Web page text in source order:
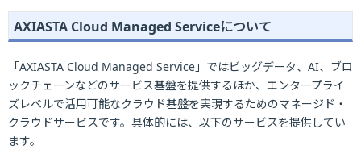
AXIASTA Cloud Managed Serviceについて
「AXIASTA Cloud Managed Service」ではビッグデータ、AI、ブロ
ックチェーンなどのサービス基盤を提供するほか、エンタープライ
ズレベルで活用可能なクラウド基盤を実現するためのマネージド・
クラウドサービスです。具体的には、以下のサービスを提供してい
ます。